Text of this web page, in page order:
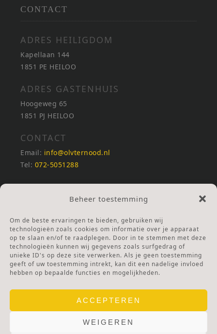
Beheer toestemming
Om de beste ervaringen te bieden, gebruiken wij
technologieën zoals cookies om informatie over je apparaat
op te slaan en/of te raadplegen. Door in te stemmen met deze
technologieën kunnen wij gegevens zoals surfgedrag of
unieke ID's op deze site verwerken. Als je geen toestemming
geeft of uw toestemming intrekt, kan dit een nadelige invloed
hebben op bepaalde functies en mogelijkheden.
ACCEPTEREN
WEIGEREN
CONTACT
ADRES HEILIGDOM
Kapellaan 144
1851 PE HEILOO
ADRES GASTENHUIS
Hoogeweg 65
1851 PJ HEILOO
CONTACT
Email: info@olvternood.nl
Tel: 072-5051288
REKENINGNUMMERS
NL25INGB0000672168
Ga naar Doneren
ANBI Stichting
RSIN nummer:002832987